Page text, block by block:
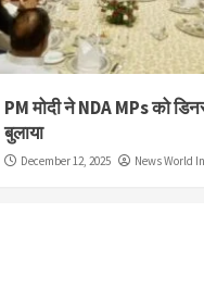
PM मोदी ने NDA MPs को
बुलाया
December 12, 2025 News World